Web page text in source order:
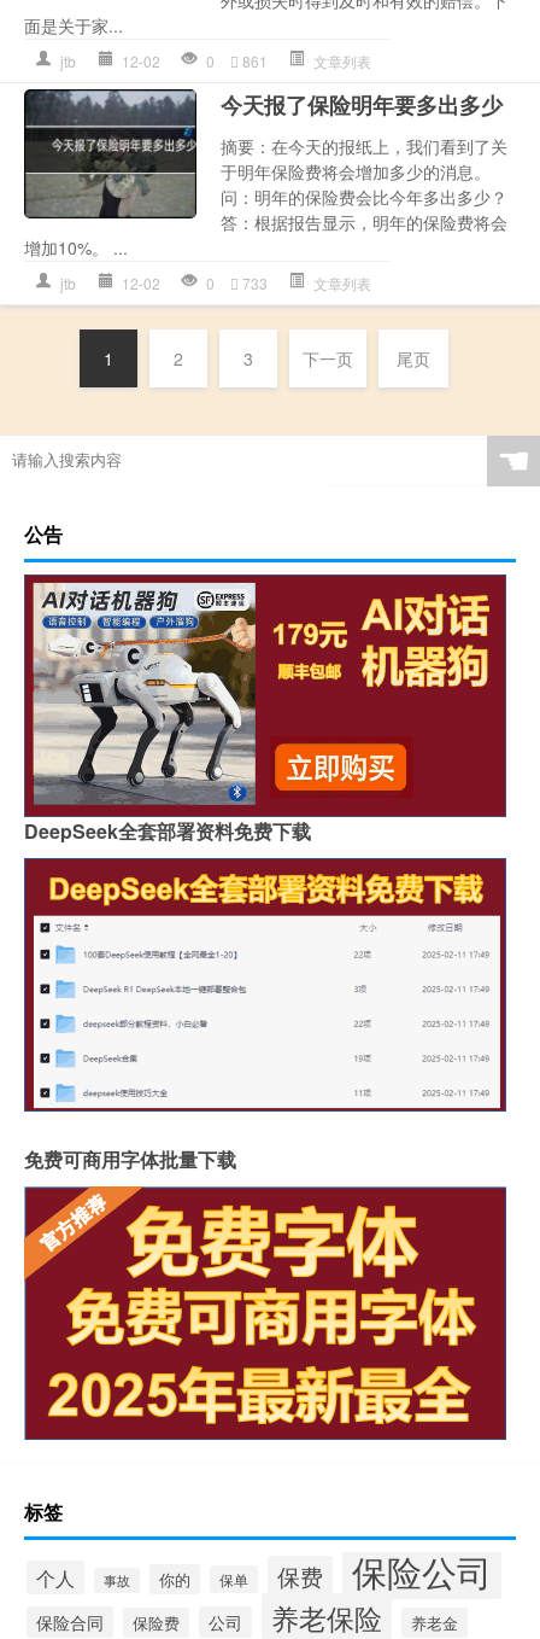
面是关于家...
jtb 12-02 0 861 文章列表
今天报了保险明年要多出多少
摘要：在今天的报纸上，我们看到了关
于明年保险费将会增加多少的消息。
问：明年的保险费会比今年多出多少？
答：根据报告显示，明年的保险费将会
增加10%。 ...
jtb 12-02 0 733 文章列表
1 2 3 下一页 尾页
☚
公告
DeepSeek全套部署资料免费下载
免费可商用字体批量下载
标签
个人 事故 你的 保单 保费 保险公司
保险合同 保险费 公司 养老保险 养老金